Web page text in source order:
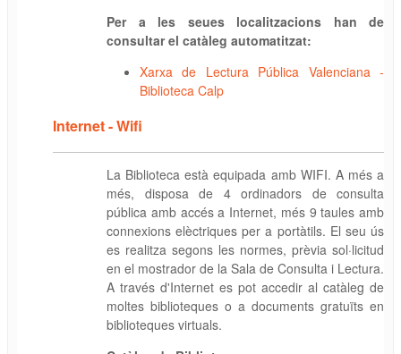
Per a les seues localitzacions han de
consultar el catàleg automatitzat:
Xarxa de Lectura Pública Valenciana -
Biblioteca Calp
Internet - Wifi
La Biblioteca està equipada amb WIFI. A més a
més, disposa de 4 ordinadors de consulta
pública amb accés a Internet, més 9 taules amb
connexions elèctriques per a portàtils. El seu ús
es realitza segons les normes, prèvia sol·licitud
en el mostrador de la Sala de Consulta i Lectura.
A través d'Internet es pot accedir al catàleg de
moltes biblioteques o a documents gratuïts en
biblioteques virtuals.